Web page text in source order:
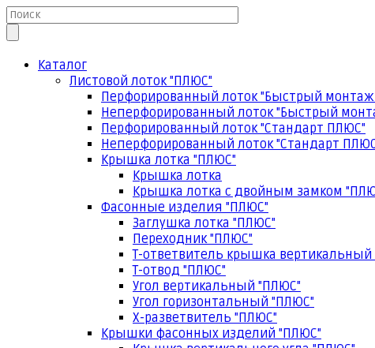
Каталог
Листовой лоток "ПЛЮС"
Перфорированный лоток "Быстрый
Неперфорированный лоток "Быстрый
Перфорированный лоток "Стандарт ПЛЮС"
Неперфорированный лоток "Стандарт
Крышка лотка "ПЛЮС"
Крышка лотка
Крышка лотка с двойным замком
Фасонные изделия "ПЛЮС"
Заглушка лотка "ПЛЮС"
Переходник "ПЛЮС"
Т-ответвитель крышка
Т-отвод "ПЛЮС"
Угол вертикальный "ПЛЮС"
Угол горизонтальный "ПЛЮС"
Х-разветвитель "ПЛЮС"
Крышки фасонных изделий "ПЛЮС"